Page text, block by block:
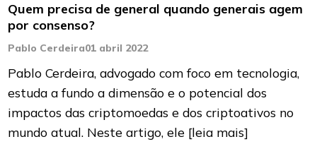
Quem precisa de general quando generais agem
por consenso?
Pablo Cerdeira01 abril 2022
Pablo Cerdeira, advogado com foco em tecnologia,
estuda a fundo a dimensão e o potencial dos
impactos das criptomoedas e dos criptoativos no
mundo atual. Neste artigo, ele [leia mais]